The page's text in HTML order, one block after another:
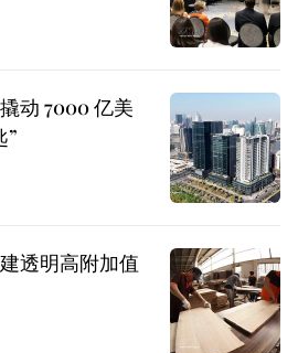
动 7000 亿美
”
透明高附加值